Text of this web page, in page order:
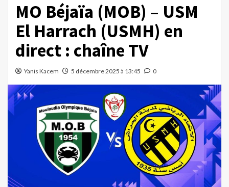
MO Béjaïa (MOB) – USM
El Harrach (USMH) en
direct : chaîne TV
Yanis Kacem 5 décembre 2025 à 13:45 0